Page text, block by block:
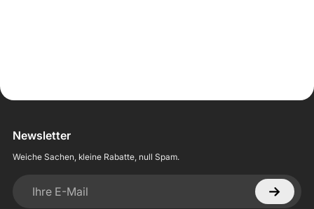
Newsletter
Weiche Sachen, kleine Rabatte, null Spam.
Ihre E-Mail